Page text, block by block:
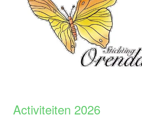
Activiteiten 2026